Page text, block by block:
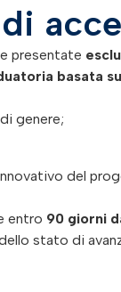
presentate
basata
genere;
del
entro 90 giorni
stato di